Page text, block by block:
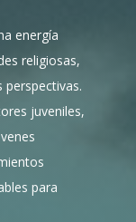
energía
religiosas,
juveniles,
para